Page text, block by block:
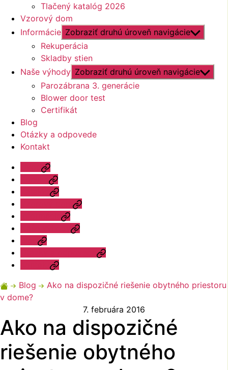
Tlačený katalóg 2026
Vzorový dom
Informácie Zobraziť druhú úroveň navigácie
Rekuperácia
Skladby stien
Naše výhody Zobraziť druhú úroveň navigácie
Parozábrana 3. generácie
Blower door test
Certifikát
Blog
Otázky a odpovede
Kontakt
Blog
Ako na dispozičné riešenie obytného priestoru
v dome?
7. februára 2016
Ako na dispozičné
riešenie obytného